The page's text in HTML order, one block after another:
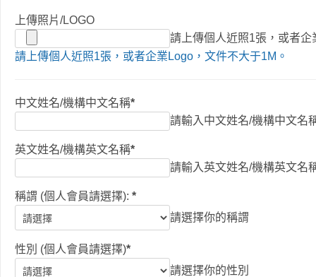
上傳照片/LOGO
請上傳個人近照1張，或者
請上傳個人近照1張，或者企業Logo，文件不大于1M。
中文姓名/機構中文名稱*
請輸入中文姓名/機構中文名
英文姓名/機構英文名稱*
請輸入英文姓名/機構英文名
稱謂 (個人會員請選擇): *
請選擇你的稱謂
性別 (個人會員請選擇)*
請選擇你的性別